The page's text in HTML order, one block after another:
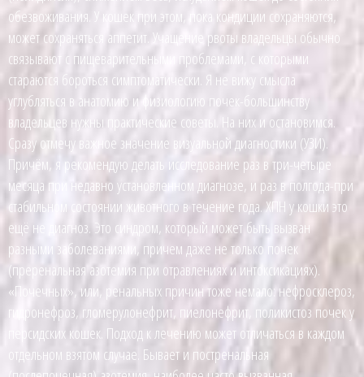
обезвоживания. У кошек при этом, пока кондиции сохраняются,
может сохраняться аппетит. Учащение рвоты владельцы обычно
связывают с пищеварительными проблемами, с которыми
стараются бороться симптоматически. Я не вижу смысла
углубляться в анатомию и физиологию почек-большинству
владельцев нужны практические советы. На них и остановимся.
Сразу отмечу важное значение визуальной диагностики (УЗИ).
Причём, я рекомендую делать исследование раз в три-четыре
месяца при недавно установленном диагнозе, и раз в полгода-при
стабильном состоянии животного в течение года. ХПН у кошки это
ещё не диагноз. Это синдром, который может быть вызван
разными заболеваниями, причем даже не только почек
(преренальная азотемия при отравлениях и интоксикациях).
«Почечных», или, ренальных причин тоже немало: нефросклероз,
гидронефроз, гломерулонефрит, пиелонефрит, поликистоз почек у
персидских кошек. Подход к лечению может отличаться в каждом
отдельном взятом случае. Бывает и постренальная